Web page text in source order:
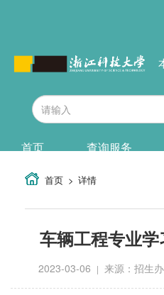
首页 查询服务
首页 详情
车辆工程专业
2023-03-06 | 来源：招生办